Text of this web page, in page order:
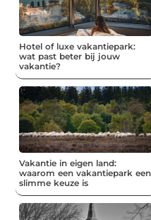
Hotel of luxe vakantiepark:
wat past beter bij jouw
vakantie?
Vakantie in eigen land:
waarom een vakantiepark een
slimme keuze is